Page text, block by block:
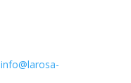
info@larosa-